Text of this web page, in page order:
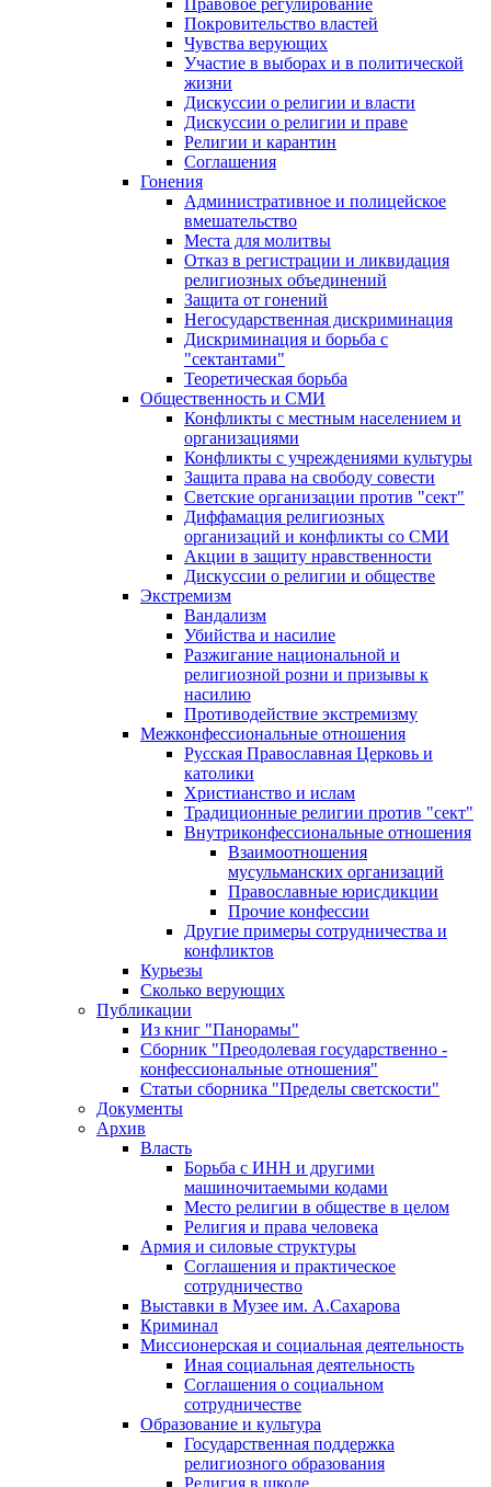
Правовое регулирование
Покровительство властей
Чувства верующих
Участие в выборах и в политической
жизни
Дискуссии о религии и власти
Дискуссии о религии и праве
Религии и карантин
Соглашения
Гонения
Административное и полицейское
вмешательство
Места для молитвы
Отказ в регистрации и ликвидация
религиозных объединений
Защита от гонений
Негосударственная дискриминация
Дискриминация и борьба с
"сектантами"
Теоретическая борьба
Общественность и СМИ
Конфликты с местным населением и
организациями
Конфликты с учреждениями культуры
Защита права на свободу совести
Светские организации против "сект"
Диффамация религиозных
организаций и конфликты со СМИ
Акции в защиту нравственности
Дискуссии о религии и обществе
Экстремизм
Вандализм
Убийства и насилие
Разжигание национальной и
религиозной розни и призывы к
насилию
Противодействие экстремизму
Межконфессиональные отношения
Русская Православная Церковь и
католики
Христианство и ислам
Традиционные религии против "сект"
Внутриконфессиональные отношения
Взаимоотношения
мусульманских организаций
Православные юрисдикции
Прочие конфессии
Другие примеры сотрудничества и
конфликтов
Курьезы
Сколько верующих
Публикации
Из книг "Панорамы"
Сборник "Преодолевая государственно -
конфессиональные отношения"
Статьи сборника "Пределы светскости"
Документы
Архив
Власть
Борьба с ИНН и другими
машиночитаемыми кодами
Место религии в обществе в целом
Религия и права человека
Армия и силовые структуры
Соглашения и практическое
сотрудничество
Выставки в Музее им. А.Сахарова
Криминал
Миссионерская и социальная деятельность
Иная социальная деятельность
Соглашения о социальном
сотрудничестве
Образование и культура
Государственная поддержка
религиозного образования